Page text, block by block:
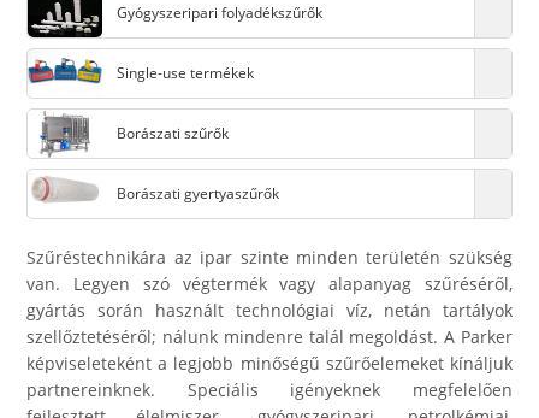
Gyógyszeripari folyadékszűrők
Single-use termékek
Borászati szűrők
Borászati gyertyaszűrők
Szűréstechnikára az ipar szinte minden területén szükség
van. Legyen szó végtermék vagy alapanyag szűréséről,
gyártás során használt technológiai víz, netán tartályok
szellőztetéséről; nálunk mindenre talál megoldást. A Parker
képviseleteként a legjobb minőségű szűrőelemeket kínáljuk
partnereinknek. Speciális igényeknek megfelelően